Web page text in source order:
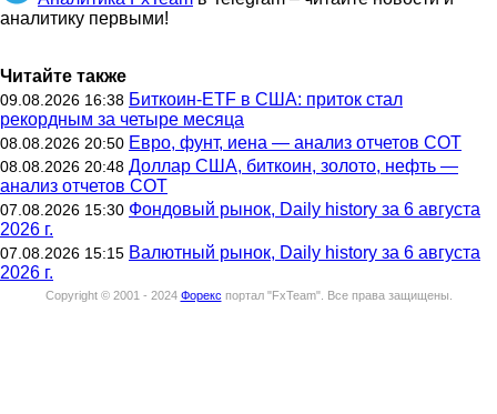
аналитику первыми!
Читайте также
09.08.2026 16:38 Биткоин-ETF в США: приток стал
рекордным за четыре месяца
08.08.2026 20:50 Евро, фунт, иена — анализ отчетов СОТ
08.08.2026 20:48 Доллар США, биткоин, золото, нефть —
анализ отчетов СОТ
07.08.2026 15:30 Фондовый рынок, Daily history за 6 августа
2026 г.
07.08.2026 15:15 Валютный рынок, Daily history за 6 августа
2026 г.
Copyright © 2001 - 2024 Форекс портал "FxTeam". Все права защищены.